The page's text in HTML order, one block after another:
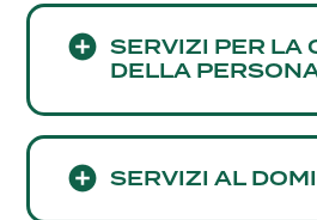
SERVIZI PER LA
DELLA
SERVIZI AL